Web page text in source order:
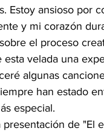
Estoy ansioso por
y mi corazón
el proceso
velada una
algunas
han estado
especial.
de "El